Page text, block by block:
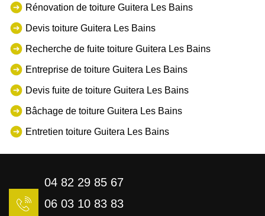
Rénovation de toiture Guitera Les Bains
Devis toiture Guitera Les Bains
Recherche de fuite toiture Guitera Les Bains
Entreprise de toiture Guitera Les Bains
Devis fuite de toiture Guitera Les Bains
Bâchage de toiture Guitera Les Bains
Entretien toiture Guitera Les Bains
04 82 29 85 67
06 03 10 83 83